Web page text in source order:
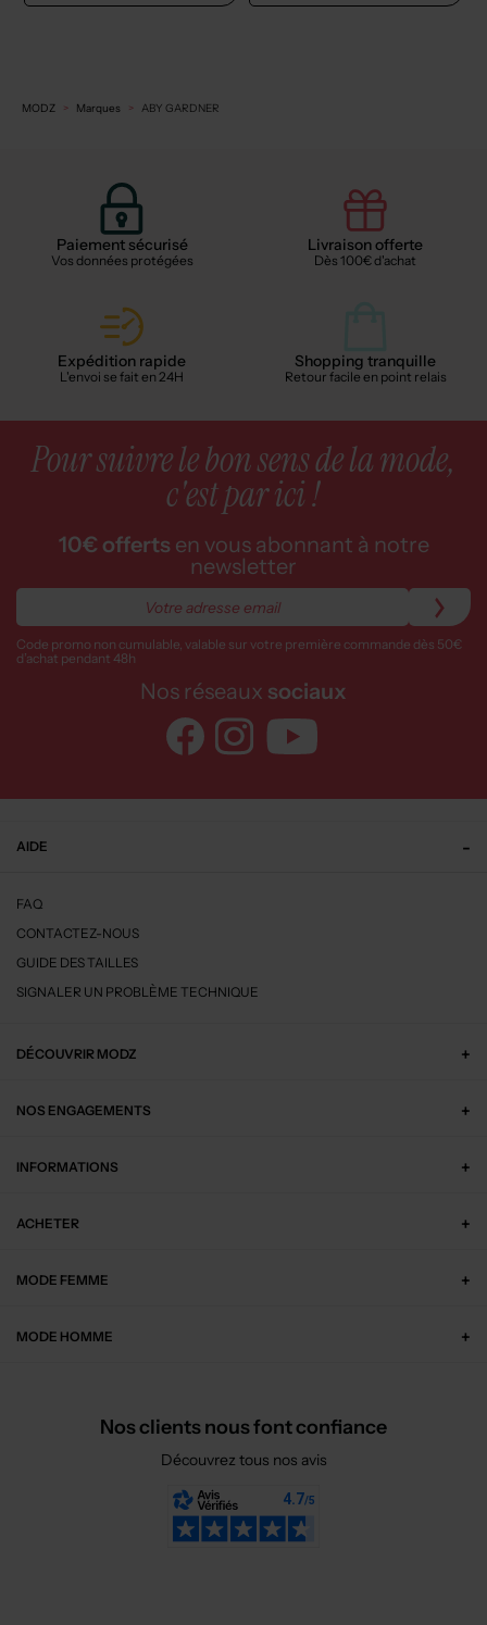
MODZ Marques ABY GARDNER
Paiement sécurisé
Vos données protégées
Livraison offerte
Dès 100€ d'achat
Expédition rapide
L'envoi se fait en 24H
Shopping tranquille
Retour facile en point relais
Pour suivre le bon sens de la mode,
c'est par ici !
10€ offerts en vous abonnant à notre
newsletter
Code promo non cumulable, valable sur votre première commande dès 50€
d’achat pendant 48h
Nos réseaux sociaux
AIDE
FAQ
CONTACTEZ-NOUS
GUIDE DES TAILLES
SIGNALER UN PROBLÈME TECHNIQUE
DÉCOUVRIR MODZ
NOS ENGAGEMENTS
INFORMATIONS
ACHETER
MODE FEMME
MODE HOMME
Nos clients nous font confiance
Découvrez tous nos avis